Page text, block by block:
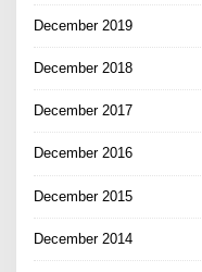
December 2019
December 2018
December 2017
December 2016
December 2015
December 2014